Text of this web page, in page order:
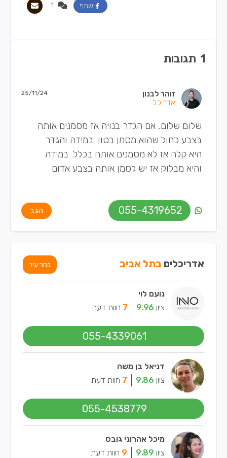
שתף
1 תגובות
זוהר לבנון
אדריכל
25/11/24
שלום שלום, אם הגדר בנויה אז מסמנים אותה
בצבע כחול שהוא מסמן בטון. במידה והגדר
היא קלה אז לא מסמנים אותה בכלל. במידה
והיא מבלוק אז יש לסמן אותה בצבע אדום
055-4319652 הגב
אדריכלים בתל אביב בחר עיר
נועם לוי
ציון 9.96
7 חוות דעת
055-4339061
דניאל בן משה
ציון 9.86
7 חוות דעת
055-4538779
מיכל אהרוני גובס
ציון 9.89
9 חוות דעת